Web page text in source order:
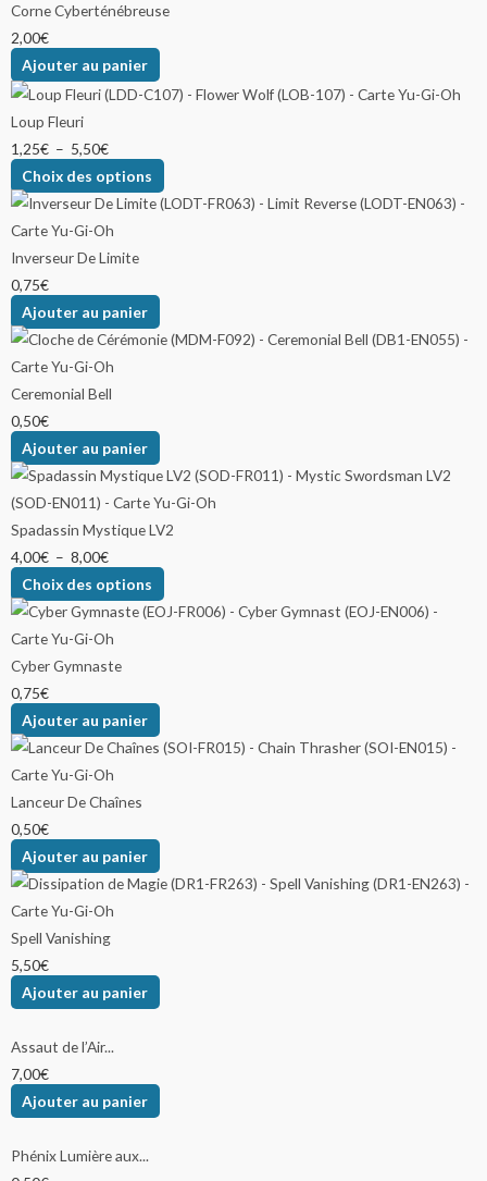
Corne Cyberténébreuse
2,00€
Ajouter au panier
Loup Fleuri
1,25€ – 5,50€
Choix des options
Inverseur De Limite
0,75€
Ajouter au panier
Ceremonial Bell
0,50€
Ajouter au panier
Spadassin Mystique LV2
4,00€ – 8,00€
Choix des options
Cyber Gymnaste
0,75€
Ajouter au panier
Lanceur De Chaînes
0,50€
Ajouter au panier
Spell Vanishing
5,50€
Ajouter au panier
Assaut de l’Air...
7,00€
Ajouter au panier
Phénix Lumière aux...